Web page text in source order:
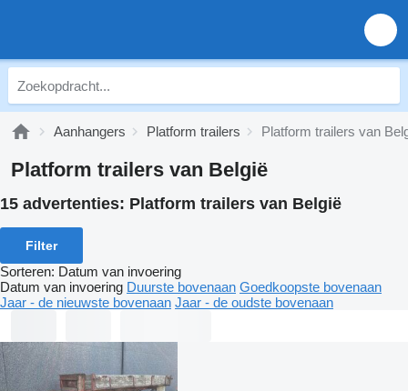
Aanhangers Platform trailers Platform trailers van
Platform trailers van België
15 advertenties: Platform trailers van België
Filter
Sorteren: Datum van invoering
Datum van invoering Duurste bovenaan Goedkoopste bovenaan
Jaar - de nieuwste bovenaan Jaar - de oudste bovenaan